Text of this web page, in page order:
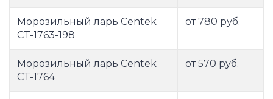
Морозильный ларь Centek
CT-1763-198
от 780 руб.
Морозильный ларь Centek
CT-1764
от 570 руб.